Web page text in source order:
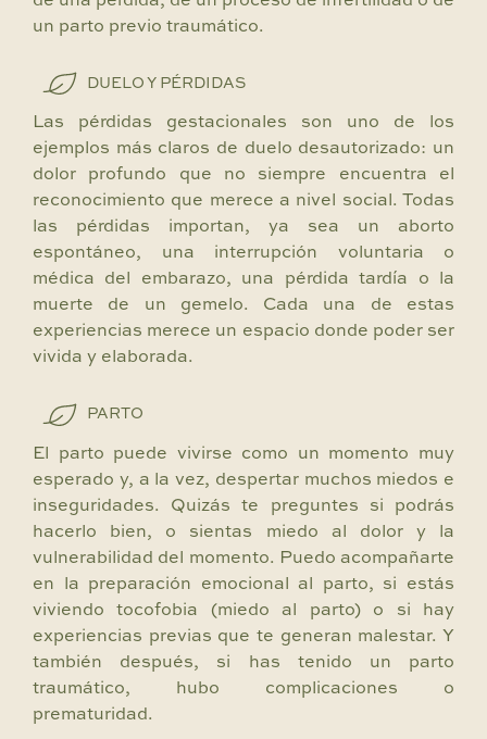
un parto previo traumático.
DUELO Y PÉRDIDAS
Las pérdidas gestacionales son uno de los
ejemplos más claros de duelo desautorizado: un
dolor profundo que no siempre encuentra el
reconocimiento que merece a nivel social. Todas
las pérdidas importan, ya sea un aborto
espontáneo, una interrupción voluntaria o
médica del embarazo, una pérdida tardía o la
muerte de un gemelo. Cada una de estas
experiencias merece un espacio donde poder ser
vivida y elaborada.
PARTO
El parto puede vivirse como un momento muy
esperado y, a la vez, despertar muchos miedos e
inseguridades. Quizás te preguntes si podrás
hacerlo bien, o sientas miedo al dolor y la
vulnerabilidad del momento. Puedo acompañarte
en la preparación emocional al parto, si estás
viviendo tocofobia (miedo al parto) o si hay
experiencias previas que te generan malestar. Y
también después, si has tenido un parto
traumático, hubo complicaciones o
prematuridad.